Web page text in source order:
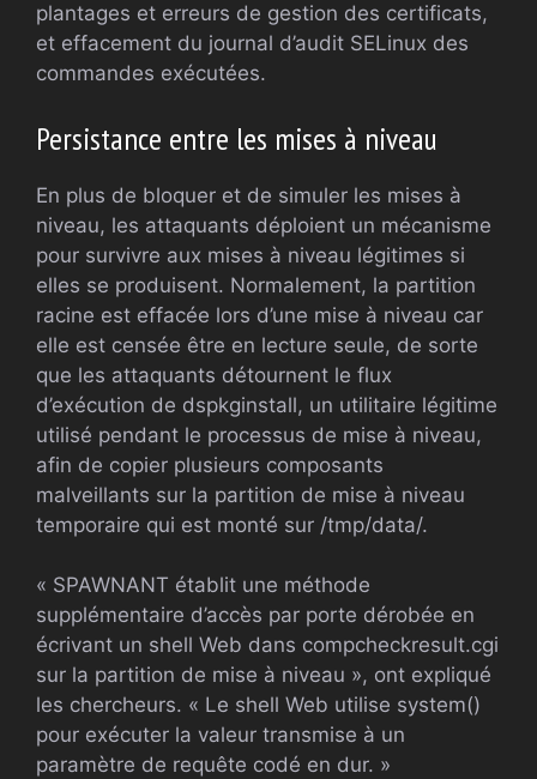
plantages et erreurs de gestion des certificats,
et effacement du journal d’audit SELinux des
commandes exécutées.
Persistance entre les mises à niveau
En plus de bloquer et de simuler les mises à
niveau, les attaquants déploient un mécanisme
pour survivre aux mises à niveau légitimes si
elles se produisent. Normalement, la partition
racine est effacée lors d’une mise à niveau car
elle est censée être en lecture seule, de sorte
que les attaquants détournent le flux
d’exécution de dspkginstall, un utilitaire légitime
utilisé pendant le processus de mise à niveau,
afin de copier plusieurs composants
malveillants sur la partition de mise à niveau
temporaire qui est monté sur /tmp/data/.
« SPAWNANT établit une méthode
supplémentaire d’accès par porte dérobée en
écrivant un shell Web dans compcheckresult.cgi
sur la partition de mise à niveau », ont expliqué
les chercheurs. « Le shell Web utilise system()
pour exécuter la valeur transmise à un
paramètre de requête codé en dur. »